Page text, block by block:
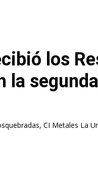
los
la
CI Metales La Unión y la UTP. Hoy